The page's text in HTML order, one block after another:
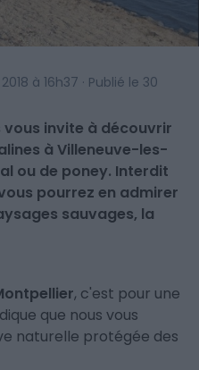
à 16h37 · Publié le 30
vous invite à découvrir
à Villeneuve-les-
ou de poney. Interdit
pourrez en admirer
sauvages, la
, c'est pour une
que nous vous
naturelle protégée des